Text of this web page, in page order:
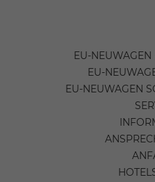
EU-NEUWAGEN
EU-
EU-NEUWAGEN